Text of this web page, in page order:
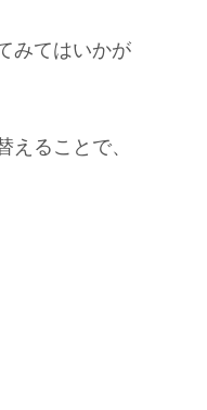
みてはいかが
ることで、